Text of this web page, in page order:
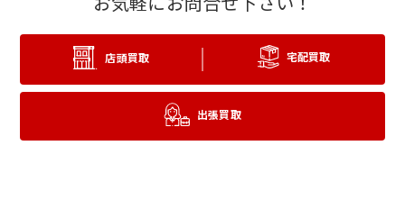
店頭買取 宅配買取
出張買取